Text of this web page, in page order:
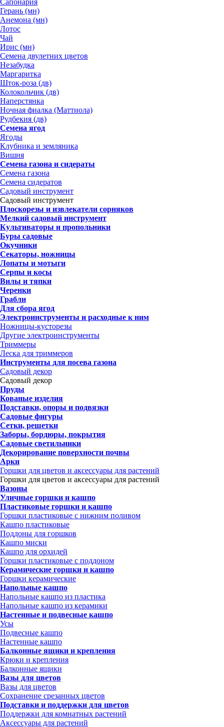
Сапонария
Герань (мн)
Анемона (мн)
Лотос
Чай
Ирис (мн)
Семена двулетних цветов
Незабудка
Маргаритка
Шток-роза (дв)
Колокольчик (дв)
Наперстянка
Ночная фиалка (Маттиола)
Рудбекия (дв)
Семена ягод
Ягоды
Клубника и земляника
Вишня
Семена газона и сидераты
Семена газона
Семена сидератов
Садовый инструмент
Садовый инструмент
Плоскорезы и извлекатели сорняков
Мелкий садовый инструмент
Культиваторы и пропольники
Буры садовые
Окучники
Секаторы, ножницы
Лопаты и мотыги
Серпы и косы
Вилы и тяпки
Черенки
Грабли
Для сбора ягод
Электроинструменты и расходные к ним
Ножницы-кусторезы
Другие электроинструменты
Триммеры
Леска для триммеров
Инструменты для посева газона
Садовый декор
Садовый декор
Пруды
Кованые изделия
Подставки, опоры и подвязки
Садовые фигуры
Сетки, решетки
Заборы, бордюры, покрытия
Садовые светильники
Декорирование поверхности почвы
Арки
Горшки для цветов и аксессуары для растений
Горшки для цветов и аксессуары для растений
Вазоны
Уличные горшки и кашпо
Пластиковые горшки и кашпо
Горшки пластиковые с нижним поливом
Кашпо пластиковые
Поддоны для горшков
Кашпо миски
Кашпо для орхидей
Горшки пластиковые с поддоном
Керамические горшки и кашпо
Горшки керамические
Напольные кашпо
Напольные кашпо из пластика
Напольные кашпо из керамики
Настенные и подвесные кашпо
Усы
Подвесные кашпо
Настенные кашпо
Балконные ящики и крепления
Крюки и крепления
Балконные ящики
Вазы для цветов
Вазы для цветов
Сохранение срезанных цветов
Подставки и поддержки для цветов
Поддержки для комнатных растений
Аксессуары для растений